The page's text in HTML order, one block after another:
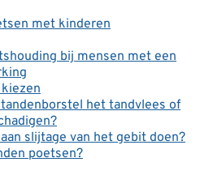
met kinderen
bij mensen met een
het tandvlees of
slijtage van het gebit doen?
poetsen?